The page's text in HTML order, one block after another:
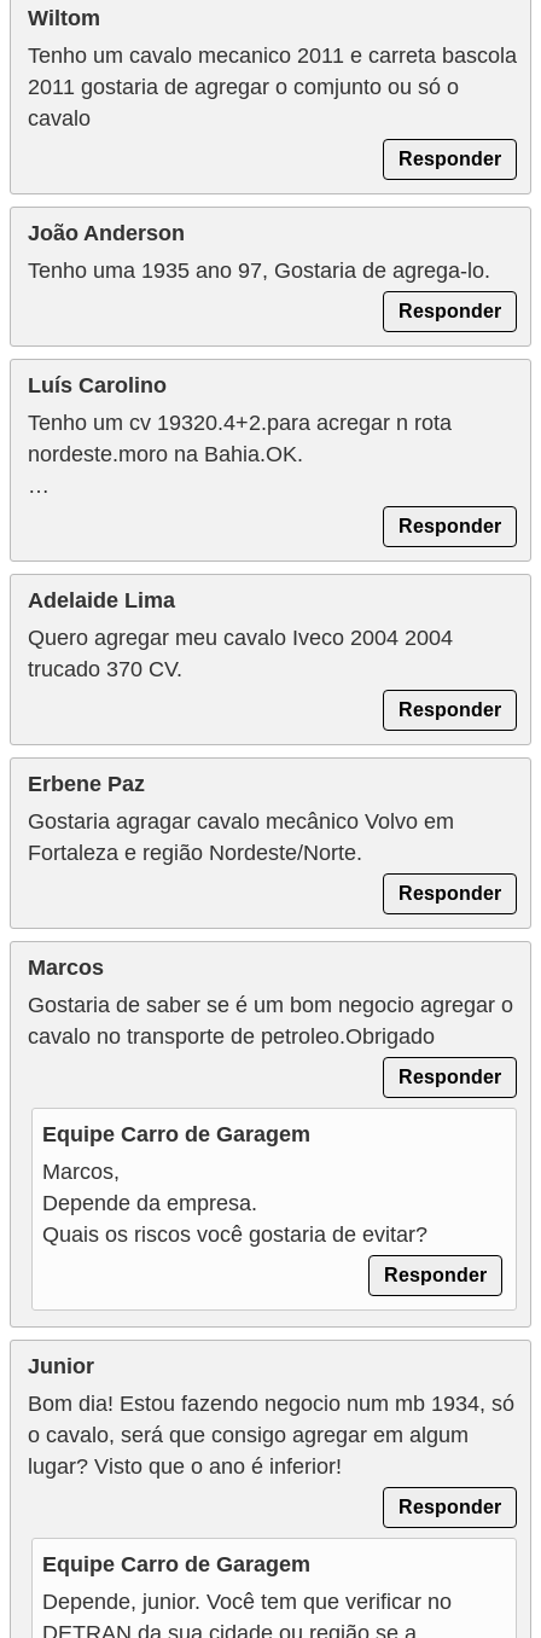
Wiltom
Tenho um cavalo mecanico 2011 e carreta bascola
2011 gostaria de agregar o comjunto ou só o
cavalo
Responder
João Anderson
Tenho uma 1935 ano 97, Gostaria de agrega-lo.
Responder
Luís Carolino
Tenho um cv 19320.4+2.para acregar n rota
nordeste.moro na Bahia.OK.
…
Responder
Adelaide Lima
Quero agregar meu cavalo Iveco 2004 2004
trucado 370 CV.
Responder
Erbene Paz
Gostaria agragar cavalo mecânico Volvo em
Fortaleza e região Nordeste/Norte.
Responder
Marcos
Gostaria de saber se é um bom negocio agregar o
cavalo no transporte de petroleo.Obrigado
Responder
Equipe Carro de Garagem
Marcos,
Depende da empresa.
Quais os riscos você gostaria de evitar?
Responder
Junior
Bom dia! Estou fazendo negocio num mb 1934, só
o cavalo, será que consigo agregar em algum
lugar? Visto que o ano é inferior!
Responder
Equipe Carro de Garagem
Depende, junior. Você tem que verificar no
DETRAN da sua cidade ou região se a